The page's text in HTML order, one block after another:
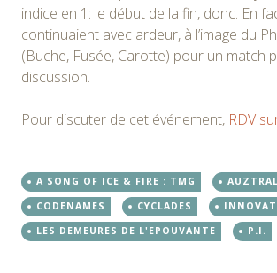
indice en 1: le début de la fin, donc. En
continuaient avec ardeur, à l’image du
(Buche, Fusée, Carotte) pour un match
discussion.
Pour discuter de cet événement, RDV
A SONG OF ICE & FIRE : TMG
CODENAMES
CYCLADES
LES DEMEURES DE L'EPOUVANTE
P.I.